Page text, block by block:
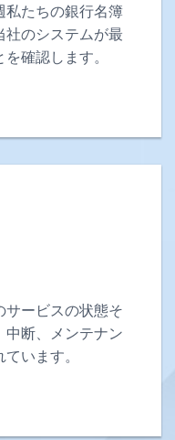
私たちの銀行名簿
社のシステムが最
確認します。
サービスの状態そ
中断、メンテナン
います。